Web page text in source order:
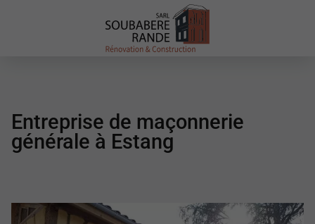
Entreprise de maçonnerie
générale à Estang